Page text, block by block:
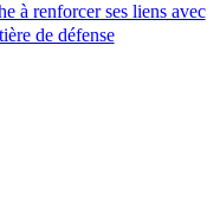
à renforcer ses liens avec
de défense